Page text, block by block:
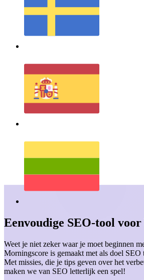
Eenvoudige SEO-tool
Weet je niet zeker waar je moet beginnen
Morningscore is gemaakt met als doel SEO
Met missies, die je tips geven over het
maken we van SEO letterlijk een spel!